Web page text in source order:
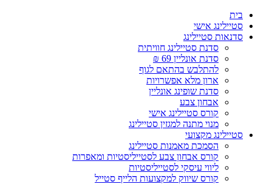
בית
סטיילינג אישי
סדנאות סטיילינג
סדנת סטיילינג חוויתית
סדנת אונליין 69 ₪
להתלבש בהתאם לגוף
ארון מלא אפשרויות
סדנת שופינג אונליין
אבחון צבע
קורס סטיילינג אישי
מנוי מתנה למגזין סטיילינג
סטיילינג מקצועי
הסמכת מאמנות סטיילינג
קורס אבחון צבע לסטייליסטיות ומאפרות
ליווי עיסקי לסטייליסטיות
קורס שיווק למקצועות הלייף סטייל